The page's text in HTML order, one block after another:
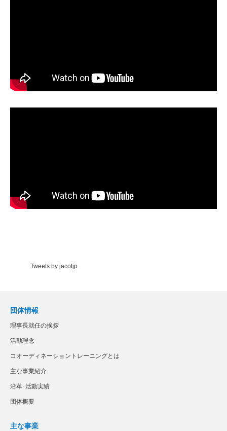
Tweets by jacotjp
団体情報
理事長就任の挨拶
活動理念
コオーディネーショントレーニングとは
主な事業紹介
沿革･活動実績
団体概要
主な事業